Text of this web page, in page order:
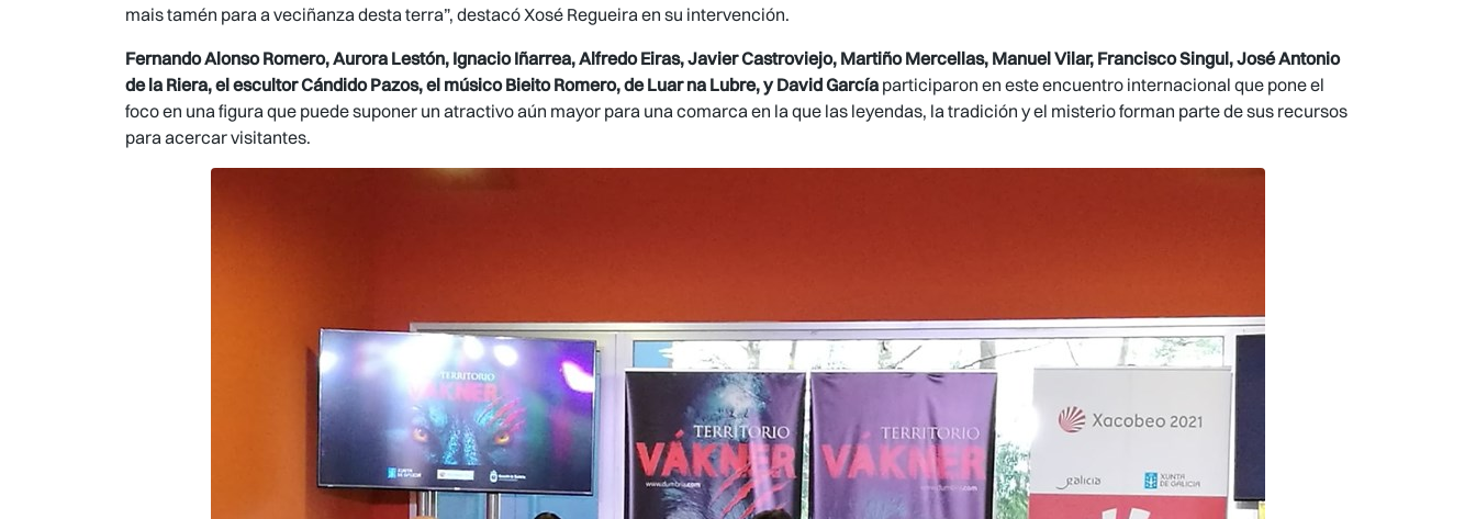
mais tamén para a veciñanza desta terra”, destacó Xosé Regueira en su intervención.
Fernando Alonso Romero, Aurora Lestón, Ignacio Iñarrea, Alfredo Eiras, Javier Castroviejo, Martiño Mercellas, Manuel Vilar, Francisco Singul, José Antonio
de la Riera, el escultor Cándido Pazos, el músico Bieito Romero, de Luar na Lubre, y David García participaron en este encuentro internacional que pone el
foco en una figura que puede suponer un atractivo aún mayor para una comarca en la que las leyendas, la tradición y el misterio forman parte de sus recursos
para acercar visitantes.